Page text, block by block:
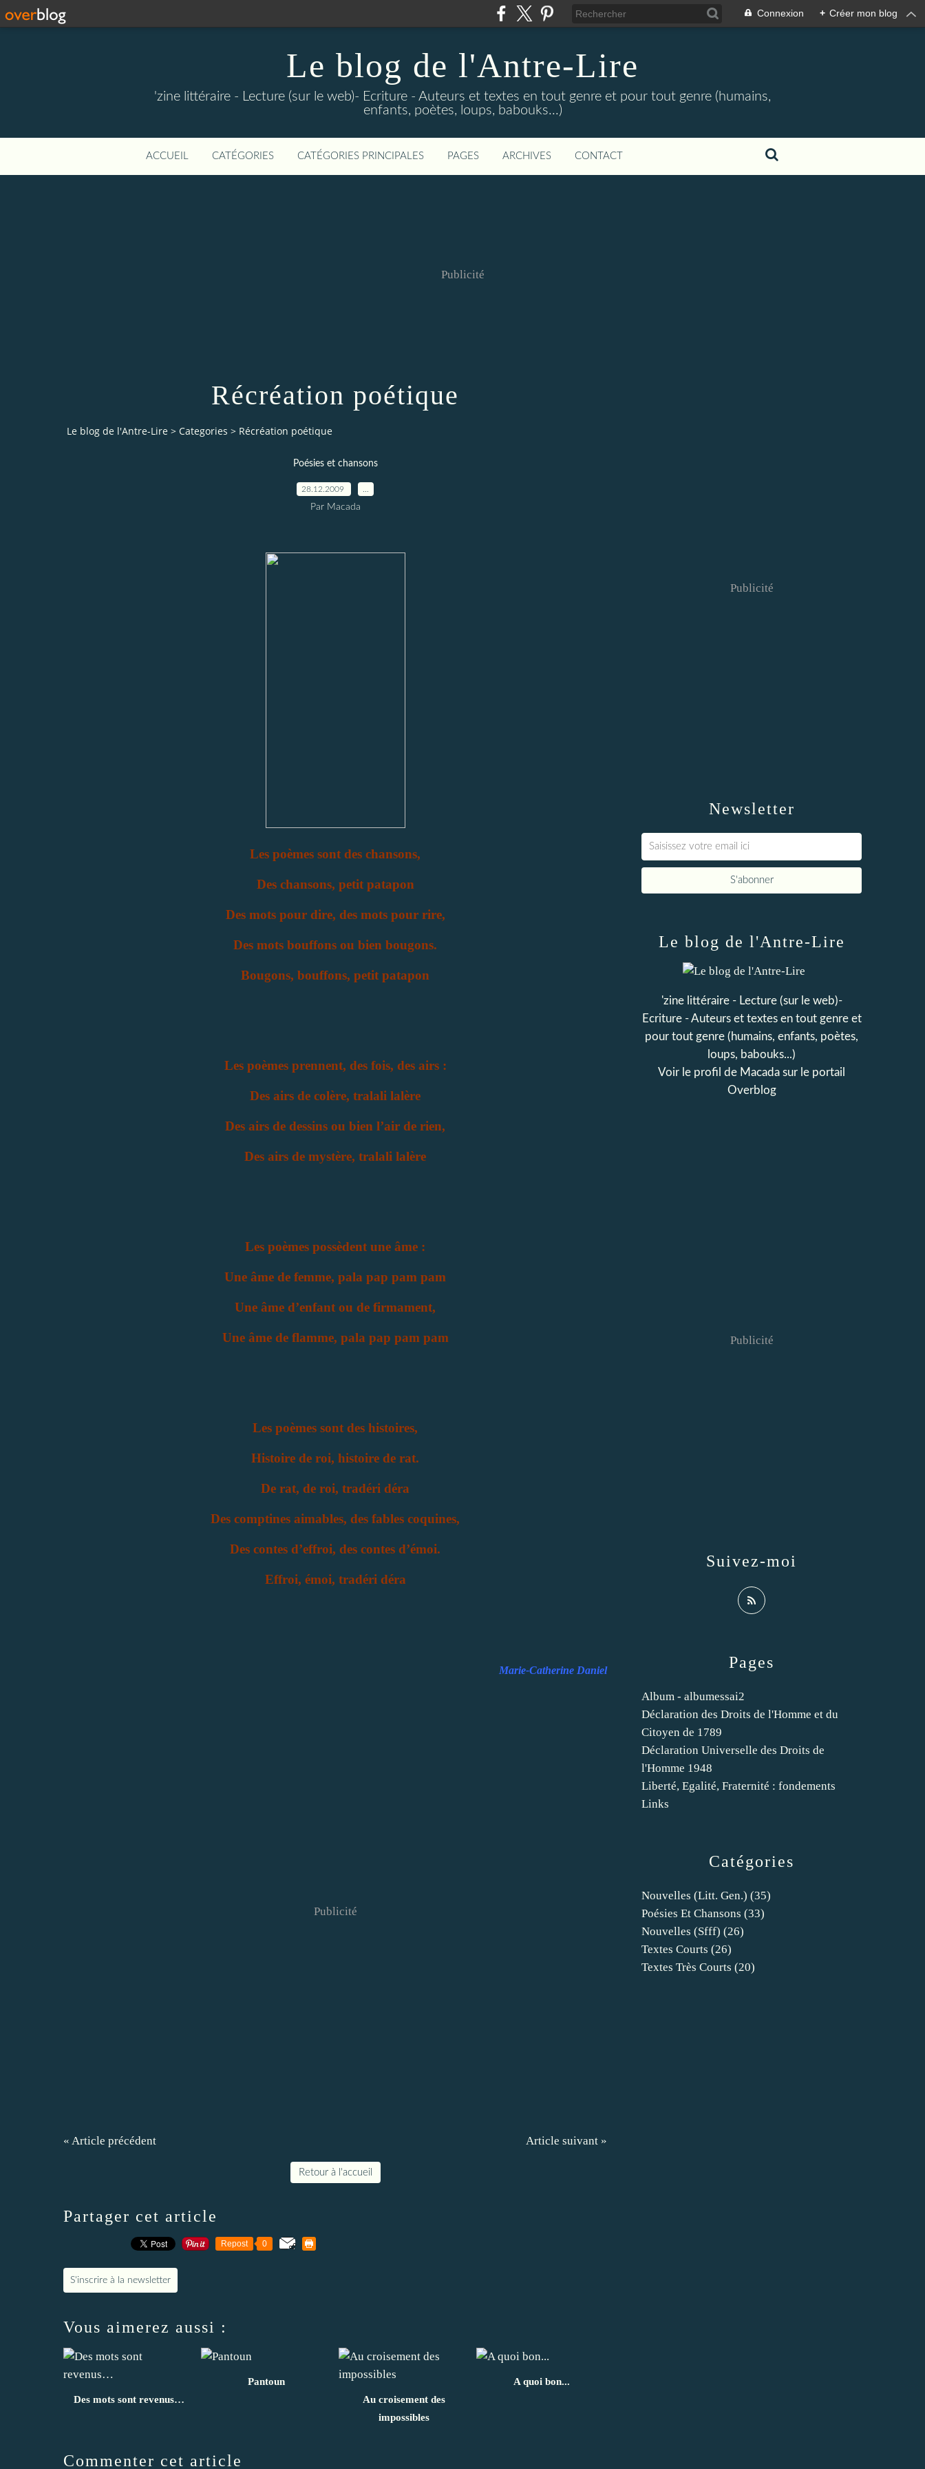
Connexion + Créer mon blog
Le blog de l'Antre-Lire
'zine littéraire - Lecture (sur le web)- Ecriture - Auteurs et textes en tout genre et pour tout genre (humains,
enfants, poètes, loups, babouks...)
ACCUEIL CATÉGORIES CATÉGORIES PRINCIPALES PAGES ARCHIVES CONTACT
Publicité
Récréation poétique
Le blog de l'Antre-Lire > Categories > Récréation poétique
Poésies et chansons
28.12.2009
Par Macada
Les poèmes sont des chansons,
Des chansons, petit patapon
Des mots pour dire, des mots pour rire,
Des mots bouffons ou bien bougons.
Bougons, bouffons, petit patapon
Les poèmes prennent, des fois, des airs :
Des airs de colère, tralali lalère
Des airs de dessins ou bien l’air de rien,
Des airs de mystère, tralali lalère
Les poèmes possèdent une âme :
Une âme de femme, pala pap pam pam
Une âme d’enfant ou de firmament,
Une âme de flamme, pala pap pam pam
Les poèmes sont des histoires,
Histoire de roi, histoire de rat.
De rat, de roi, tradéri déra
Des comptines aimables, des fables coquines,
Des contes d’effroi, des contes d’émoi.
Effroi, émoi, tradéri déra
Marie-Catherine Daniel
Publicité
« Article précédent Article suivant »
Retour à l'accueil
Partager cet article
Repost 0
S'inscrire à la newsletter
Vous aimerez aussi :
Des mots sont revenus…
Pantoun
Au croisement des
impossibles
A quoi bon...
Commenter cet article
Newsletter
Publicité
Catégories
Nouvelles (litt. Gen.) (35)
Poésies Et Chansons (33)
Nouvelles (sfff) (26)
Textes Courts (26)
Textes Très Courts (20)
Pages
Album - albumessai2
Déclaration des Droits de l'Homme et du
Citoyen de 1789
Déclaration Universelle des Droits de
l'Homme 1948
Liberté, Egalité, Fraternité : fondements
Links
Le blog de l'Antre-Lire
'zine littéraire - Lecture (sur le web)-
Ecriture - Auteurs et textes en tout genre et
pour tout genre (humains, enfants, poètes,
loups, babouks...)
Voir le profil de Macada sur le portail
Overblog
Suivez-moi
Publicité